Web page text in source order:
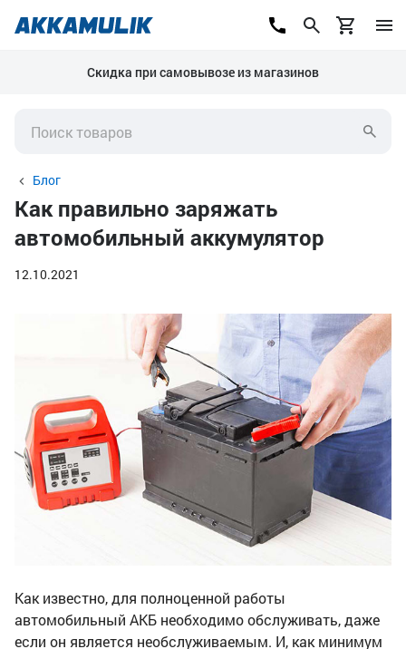
Скидка при самовывозе из магазинов
Блог
Как правильно заряжать
автомобильный аккумулятор
12.10.2021
Как известно, для полноценной работы
автомобильный АКБ необходимо обслуживать, даже
если он является необслуживаемым. И, как минимум